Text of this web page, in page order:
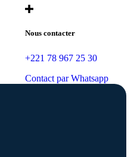
Nous contacter
+221 78 967 25 30
Contact par Whatsapp